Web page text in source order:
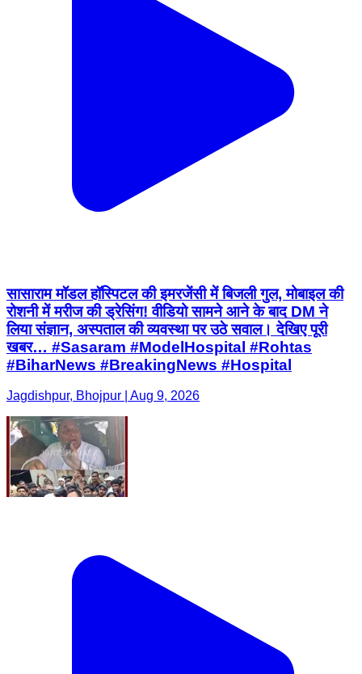
सासाराम मॉडल हॉस्पिटल की इमरजेंसी में बिजली गुल, मोबाइल की
रोशनी में मरीज की ड्रेसिंग! वीडियो सामने आने के बाद DM ने
लिया संज्ञान, अस्पताल की व्यवस्था पर उठे सवाल। देखिए पूरी
खबर… #Sasaram #ModelHospital #Rohtas
#BiharNews #BreakingNews #Hospital
Jagdishpur, Bhojpur | Aug 9, 2026